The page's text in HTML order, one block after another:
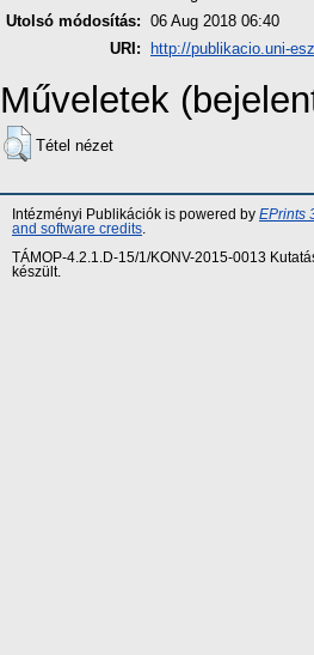
Utolsó módosítás: 06 Aug 2018 06:40
URI:
http://publikacio.uni-
Műveletek
Tétel nézet
Intézményi Publikációk is powered by EPrints
and software credits
TÁMOP-4.2.1.D-15/1/KONV-2015-0013
készült.